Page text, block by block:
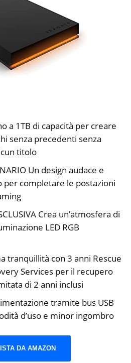
a 1TB di capacità per creare
senza precedenti senza
titolo
Un design audace e
per completare le postazioni
Crea un’atmosfera di
LED RGB
tranquillità con 3 anni Rescue
Services per il recupero
di 2 anni inclusi
tramite bus USB
d’uso e minor ingombro
DA AMAZON